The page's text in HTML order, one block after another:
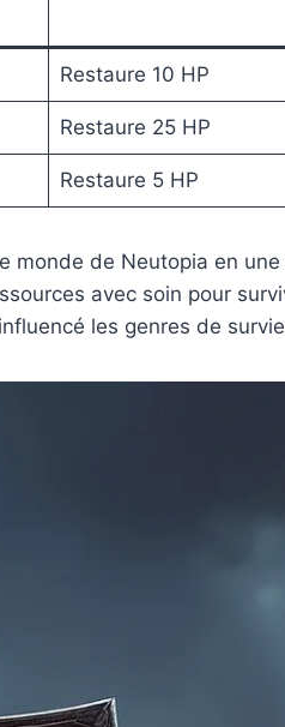
Restaure 10 HP
Restaure 25 HP
Restaure 5 HP
de Neutopia en
avec soin pour
les genres de